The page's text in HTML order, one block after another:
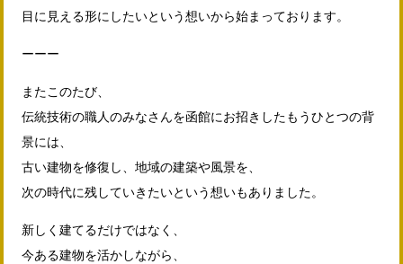
目に見える形にしたいという想いから始まっております。
ーーー
またこのたび、
伝統技術の職人のみなさんを函館にお招きしたもうひとつの背
景には、
古い建物を修復し、地域の建築や風景を、
次の時代に残していきたいという想いもありました。
新しく建てるだけではなく、
今ある建物を活かしながら、